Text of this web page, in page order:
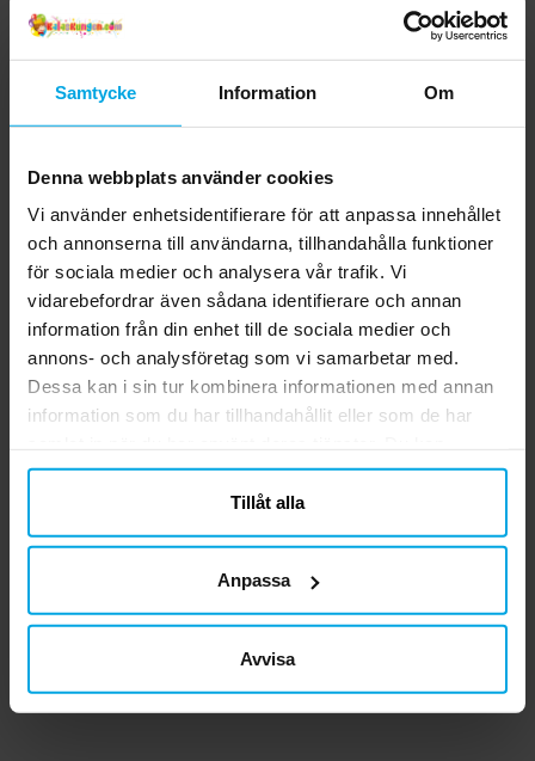
Samtycke Information Om
Denna webbplats använder cookies
Vi använder enhetsidentifierare för att anpassa innehållet
och annonserna till användarna, tillhandahålla funktioner
för sociala medier och analysera vår trafik. Vi
vidarebefordrar även sådana identifierare och annan
information från din enhet till de sociala medier och
annons- och analysföretag som vi samarbetar med.
Dessa kan i sin tur kombinera informationen med annan
information som du har tillhandahållit eller som de har
närsomhelst ändra ditt samtycke.
Tillåt alla
Anpassa
Avvisa